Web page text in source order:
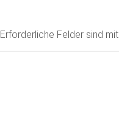
Erforderliche Felder sind mit